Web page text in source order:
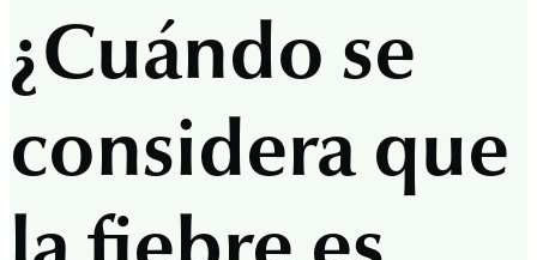
¿Cuándo se
considera que